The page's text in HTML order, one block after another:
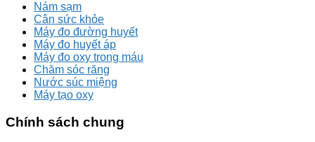
Nám sạm
Cân sức khỏe
Máy đo đường huyết
Máy đo huyết áp
Máy đo oxy trong máu
Chăm sóc răng
Nước súc miệng
Máy tạo oxy
Chính sách chung